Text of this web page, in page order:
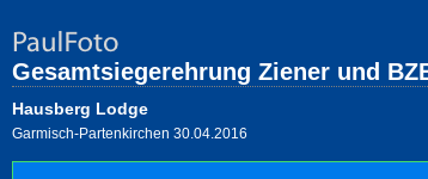
Gesamtsiegerehrung Ziener und
Hausberg Lodge
Garmisch-Partenkirchen 30.04.2016